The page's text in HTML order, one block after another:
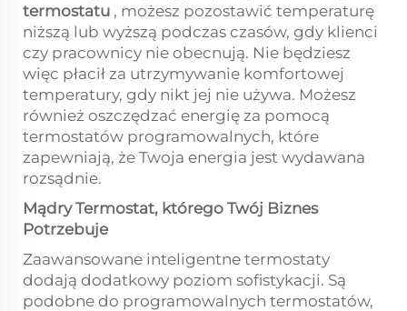
termostatu , możesz pozostawić temperaturę
niższą lub wyższą podczas czasów, gdy klienci
czy pracownicy nie obecnują. Nie będziesz
więc płacił za utrzymywanie komfortowej
temperatury, gdy nikt jej nie używa. Możesz
również oszczędzać energię za pomocą
termostatów programowalnych, które
zapewniają, że Twoja energia jest wydawana
rozsądnie.
Mądry Termostat, którego Twój Biznes
Potrzebuje
Zaawansowane inteligentne termostaty
dodają dodatkowy poziom sofistykacji. Są
podobne do programowalnych termostatów,